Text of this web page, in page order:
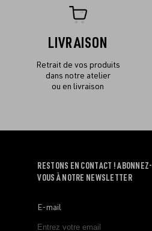
LIVRAISON
Retrait de vos produits
dans notre atelier
ou en livraison
RESTONS EN CONTACT ! ABONNEZ-
VOUS À NOTRE NEWSLETTER
E-mail